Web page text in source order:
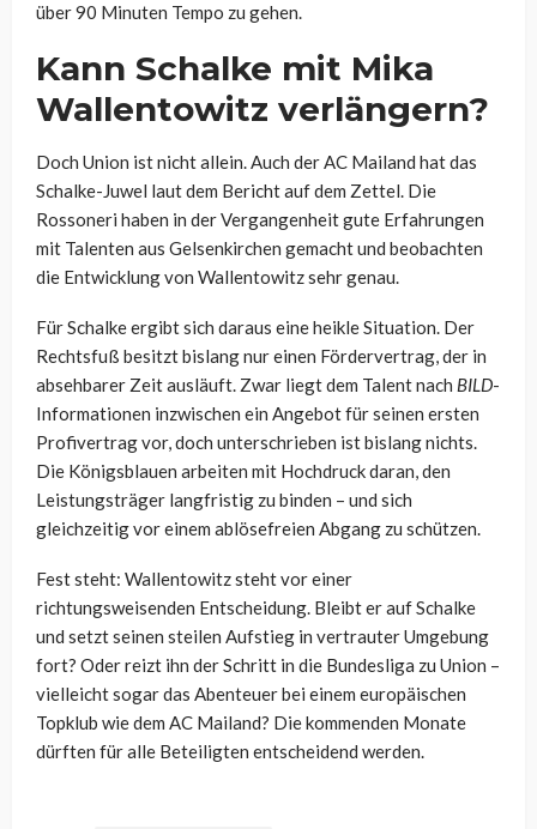
über 90 Minuten Tempo zu gehen.
Kann Schalke mit Mika
Wallentowitz verlängern?
Doch Union ist nicht allein. Auch der AC Mailand hat das
Schalke-Juwel laut dem Bericht auf dem Zettel. Die
Rossoneri haben in der Vergangenheit gute Erfahrungen
mit Talenten aus Gelsenkirchen gemacht und beobachten
die Entwicklung von Wallentowitz sehr genau.
Für Schalke ergibt sich daraus eine heikle Situation. Der
Rechtsfuß besitzt bislang nur einen Fördervertrag, der in
absehbarer Zeit ausläuft. Zwar liegt dem Talent nach BILD-
Informationen inzwischen ein Angebot für seinen ersten
Profivertrag vor, doch unterschrieben ist bislang nichts.
Die Königsblauen arbeiten mit Hochdruck daran, den
Leistungsträger langfristig zu binden – und sich
gleichzeitig vor einem ablösefreien Abgang zu schützen.
Fest steht: Wallentowitz steht vor einer
richtungsweisenden Entscheidung. Bleibt er auf Schalke
und setzt seinen steilen Aufstieg in vertrauter Umgebung
fort? Oder reizt ihn der Schritt in die Bundesliga zu Union –
vielleicht sogar das Abenteuer bei einem europäischen
Topklub wie dem AC Mailand? Die kommenden Monate
dürften für alle Beteiligten entscheidend werden.